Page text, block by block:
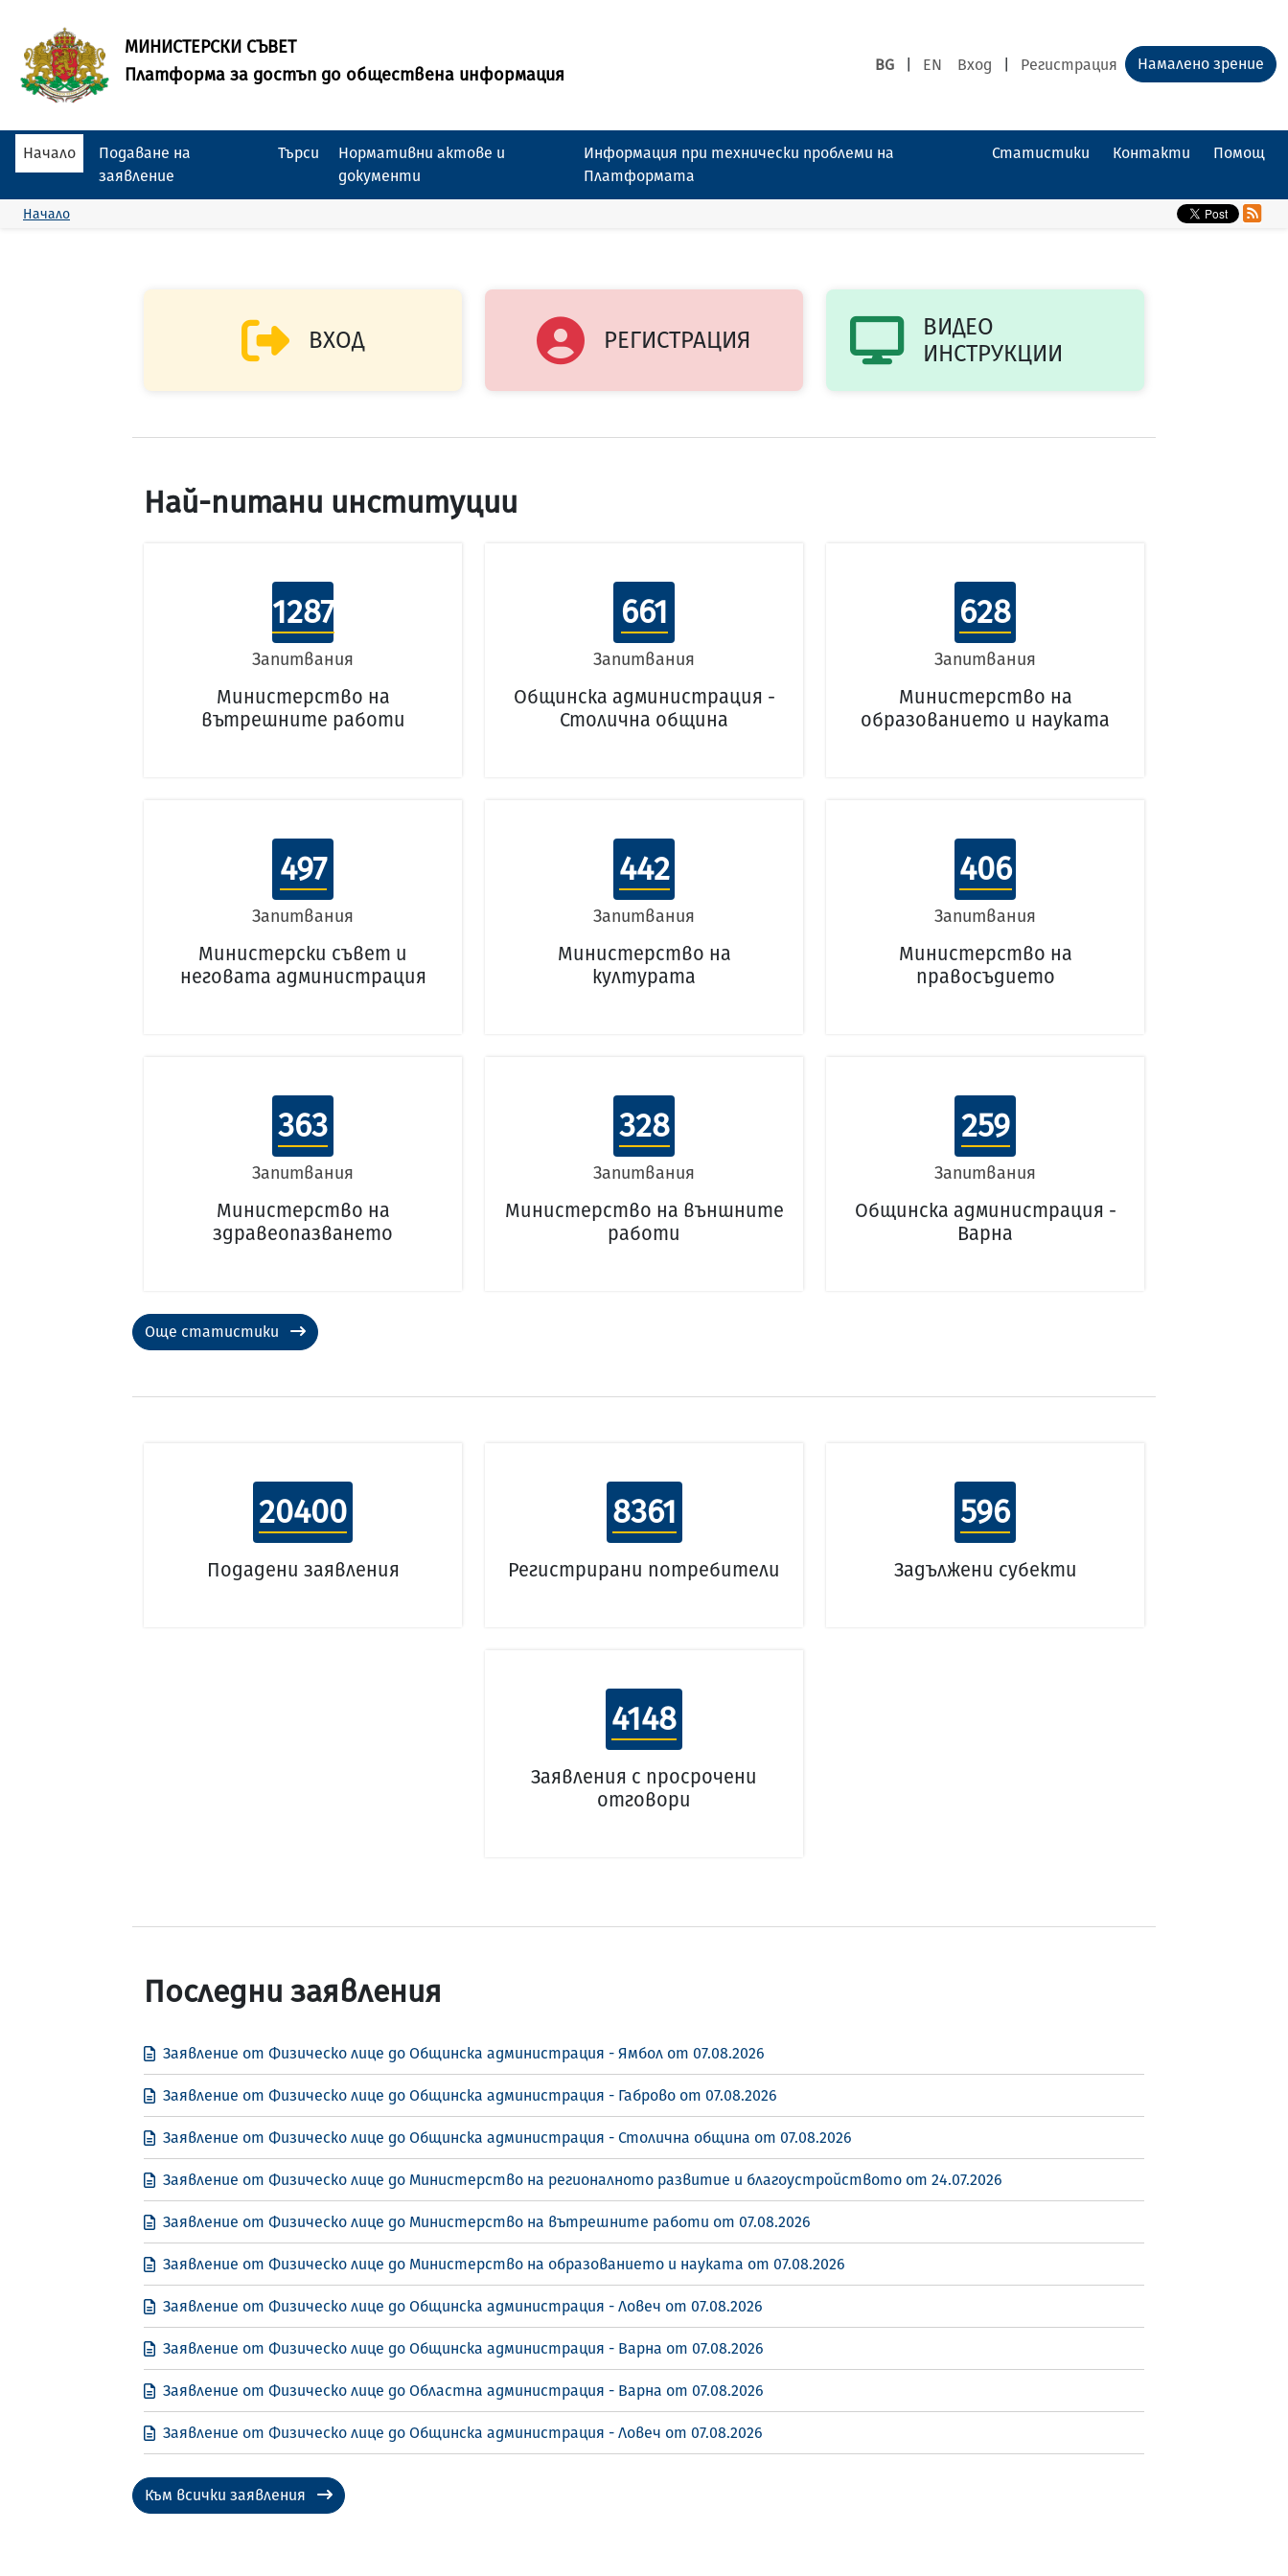
МИНИСТЕРСКИ СЪВЕТ
Платформа за достъп до обществена информация
BG EN Вход Регистрация Намалено зрение
Начало
Подаване на
заявление
Търси
Нормативни актове и
документи
Информация при технически проблеми на
Платформата
Статистики Контакти Помощ
Начало
ВХОД РЕГИСТРАЦИЯ
ВИДЕО
ИНСТРУКЦИИ
Най-питани институции
1287
Запитвания
Министерство на
вътрешните работи
661
Запитвания
Общинска администрация -
Столична община
628
Запитвания
Министерство на
образованието и науката
497
Запитвания
Министерски съвет и
неговата администрация
442
Запитвания
Министерство на
културата
406
Запитвания
Министерство на
правосъдието
363
Запитвания
Министерство на
здравеопазването
328
Запитвания
Министерство на външните
работи
259
Запитвания
Общинска администрация -
Варна
Още статистики
20400
Подадени заявления
8361
Регистрирани потребители
596
Задължени субекти
4148
Заявления с просрочени
отговори
Последни заявления
Заявление от Физическо лице до Общинска администрация - Ямбол от 07.08.2026
Заявление от Физическо лице до Общинска администрация - Габрово от 07.08.2026
Заявление от Физическо лице до Общинска администрация - Столична община от 07.08.2026
Заявление от Физическо лице до Министерство на регионалното развитие и благоустройството от 24.07.2026
Заявление от Физическо лице до Министерство на вътрешните работи от 07.08.2026
Заявление от Физическо лице до Министерство на образованието и науката от 07.08.2026
Заявление от Физическо лице до Общинска администрация - Ловеч от 07.08.2026
Заявление от Физическо лице до Общинска администрация - Варна от 07.08.2026
Заявление от Физическо лице до Областна администрация - Варна от 07.08.2026
Заявление от Физическо лице до Общинска администрация - Ловеч от 07.08.2026
Към всички заявления